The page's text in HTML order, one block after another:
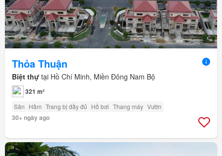
Thỏa Thuận
Biệt thự tại Hồ Chí Minh, Miền Đông Nam Bộ
321 m²
Sân Hầm Trang bị đầy đủ Hồ bơi Thang máy Vườn
30+ ngày ago